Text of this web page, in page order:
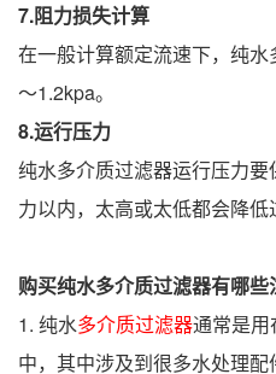
7.阻力损失计算
在一般计算额定流速下，纯
～1.2kpa。
8.运行压力
纯水多介质过滤器运行压力
力以内，太高或太低都会降低
购买纯水多介质过滤器有哪些
1. 纯水多介质过滤器通常是用
中，其中涉及到很多水处理